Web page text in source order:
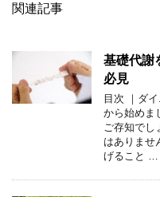
関連記事
基礎代謝
必見
目次 ｜ダ
から始めま
ご存知で
はありませ
げること …